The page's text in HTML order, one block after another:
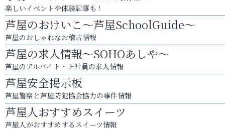
楽しいイベントや体験記事も！
芦屋のおけいこ～芦屋SchoolGuide～
芦屋のおしゃれなお稽古情報
芦屋の求人情報～SOHOあしや～
芦屋のアルバイト・正社員の求人情報
芦屋安全掲示板
芦屋警察と芦屋防犯協会協力の事件情報
芦屋人おすすめスイーツ
芦屋人がおすすめするスイーツ情報